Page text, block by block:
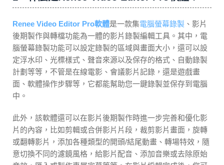
Renee Video Editor Pro軟體是一款集電腦螢幕錄製 、影片
後期製作與轉檔功能為一體的影片錄製編輯工具。其中，電
腦螢幕錄製功能可以設定錄製的區域與畫面大小，還可以設
定浮水印、光標樣式、聲音來源以及保存的格式、自動錄製
計劃等等，不管是在線電影、會議影片記錄，還是遊戲畫
面、軟體操作步驟等，它都能幫助您一鍵錄製並保存到電腦
中。
此外，該軟體還可以在影片後期製作時進一步完善和優化影
片的內容，比如剪輯或合併影片片段，裁剪影片畫面，旋轉
或翻轉影片，添加各種類型的開頭/結尾動畫、轉場特效，隨
意切換不同的濾鏡風格，給影片配音、添加音樂或去除原始